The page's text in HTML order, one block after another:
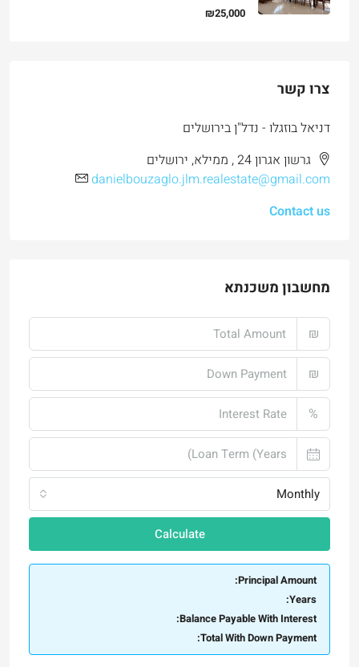
₪25,000
צרו קשר
דניאל בוזגלו - נדל"ן בירושלים
גרשון אגרון 24 , ממילא, ירושלים
danielbouzaglo.jlm.realestate@gmail.com
Contact us
מחשבון משכנתא
₪
₪
%
Monthly
Calculate
Principal Amount:
Years:
Balance Payable With Interest:
Total With Down Payment: